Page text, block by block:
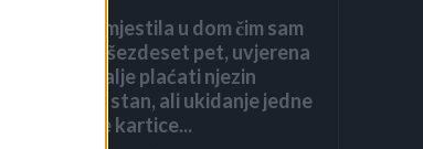
Kći me smjestila u dom čim sam
navršila šezdeset pet, uvjerena
da ću i dalje plaćati njezin
luksuzni stan, ali ukidanje jedne
dodatne kartice...